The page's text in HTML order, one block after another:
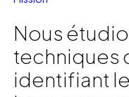
Nous
techniques
identifiant